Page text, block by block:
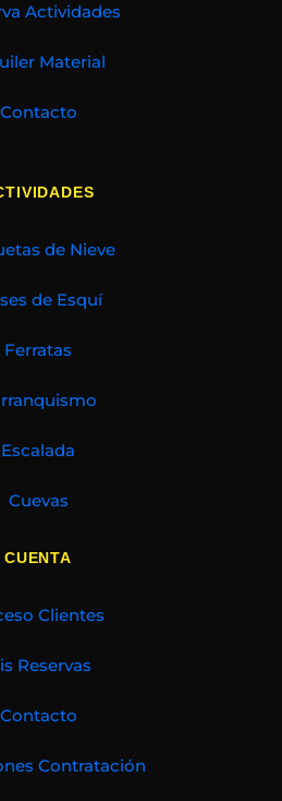
Actividades
Material
Contacto
de Nieve
de Esquí
Ferratas
Escalada
Cuevas
CUENTA
Clientes
Reservas
Contacto
Contratación